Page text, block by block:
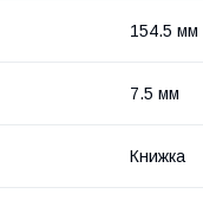
154.5 мм
7.5 мм
Книжка